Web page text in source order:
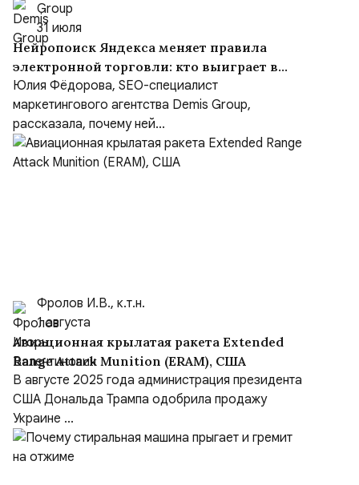
Group
31 июля
Нейропоиск Яндекса меняет правила
электронной торговли: кто выиграет в
борьбе за покупателя
Юлия Фёдорова, SEO-специалист
маркетингового агентства Demis Group,
рассказала, почему ней...
Фролов И.В., к.т.н.
1 августа
Авиационная крылатая ракета Extended
Range Attack Munition (ERAM), США
В августе 2025 года администрация президента
США Дональда Трампа одобрила продажу
Украине ...